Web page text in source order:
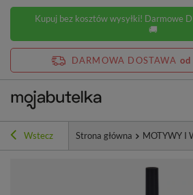
Kupuj bez kosztów wysyłki! Darmowe
🚚
DARMOWA DOSTAWA
Wstecz Strona główna MOTYWY I